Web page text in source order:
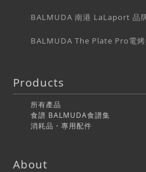
BALMUDA 南港 LaLaport 品
BALMUDA The Plate Pro電
Products
所有產品
食譜 BALMUDA食譜集
消耗品・專用配件
About